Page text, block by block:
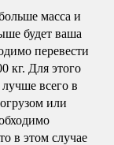
масса и
будет ваша
перевести
кг. Для этого
всего в
или
в этом случае